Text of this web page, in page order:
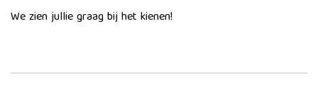
We zien jullie graag bij het kienen!